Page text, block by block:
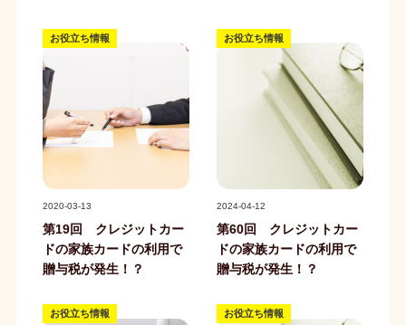
お役立ち情報
2020-03-13
第19回 クレジットカー
ドの家族カードの利用で
贈与税が発生！？
お役立ち情報
2024-04-12
第60回 クレジットカー
ドの家族カードの利用で
贈与税が発生！？
お役立ち情報 お役立ち情報